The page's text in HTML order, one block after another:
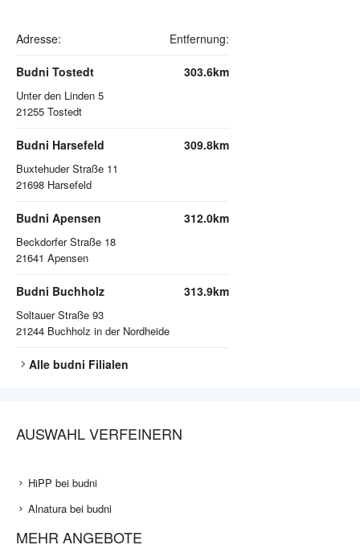
Adresse: Entfernung:
Budni Tostedt
Unter den Linden 5
21255 Tostedt
303.6km
Budni Harsefeld
Buxtehuder Straße 11
21698 Harsefeld
309.8km
Budni Apensen
Beckdorfer Straße 18
21641 Apensen
312.0km
Budni Buchholz
Soltauer Straße 93
21244 Buchholz in der Nordheide
313.9km
Alle budni Filialen
AUSWAHL VERFEINERN
HiPP bei budni
Alnatura bei budni
MEHR ANGEBOTE